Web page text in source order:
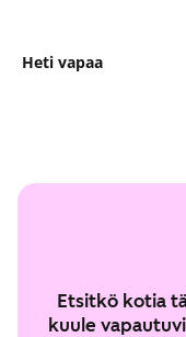
Heti vapaa
Etsitkö kotia
kuule